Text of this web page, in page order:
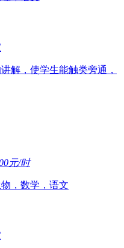
解，使学生能触类旁通，
元/时
，数学，语文